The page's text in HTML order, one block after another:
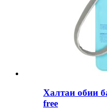
Халтаи обии
free